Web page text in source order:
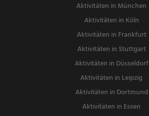
Aktivitäten in München
Aktivitäten in Köln
Aktivitäten in Frankfurt
Aktivitäten in Stuttgart
Aktivitäten in Düsseldorf
Aktivitäten in Leipzig
Aktivitäten in Dortmund
Aktivitäten in Essen